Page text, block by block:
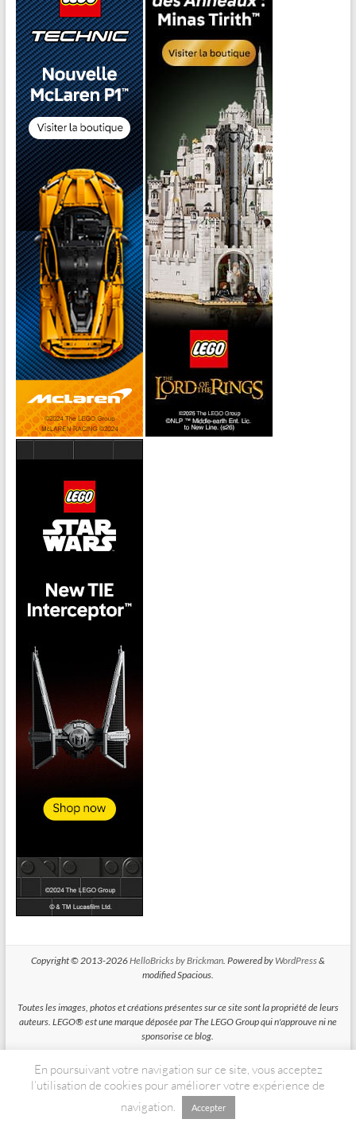
Copyright © 2013-2026HelloBricks by Brickman. Powered by WordPress&
modified Spacious.
Toutes les images, photos et créations présentes sur ce site sont la propriété de leurs
auteurs. LEGO® est une marque déposée par The LEGO Group qui n'approuve ni ne
sponsorise ce blog.
HelloBricks participe au Programme Partenaires d'Amazon EU, un programme
d'affiliation conçu pour permettre à des sites de percevoir une rémunération grace à
la création de liens vers Amazon.fr
En poursuivant votre navigation sur ce site, vous acceptez
l’utilisation de cookies pour améliorer votre expérience de
navigation.
Accepter